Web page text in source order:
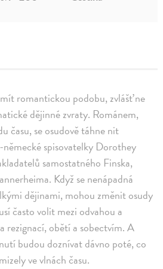
romantickou podobu, zvlášť ne
dějinné zvraty. Románem,
času, se osudově táhne nit
spisovatelky Dorothey
samostatného Finska,
Když se nenápadná
dějinami, mohou změnit osudy
často volit mezi odvahou a
rezignací, obětí a sobectvím. A
budou doznívat dávno poté, co
ve vlnách času.